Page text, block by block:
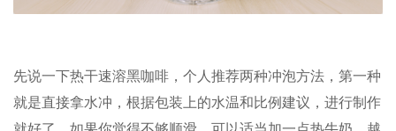
先说一下热干速溶黑咖啡，个人推荐两种冲泡方法，第一种
就是直接拿水冲，根据包装上的水温和比例建议，进行制作